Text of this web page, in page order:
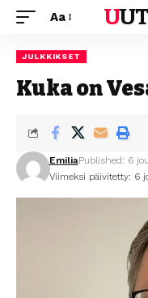
Aa
JULKKIKSET
Kuka on
Viimeksi päivitetty: 6
EmiliaPublished: 6